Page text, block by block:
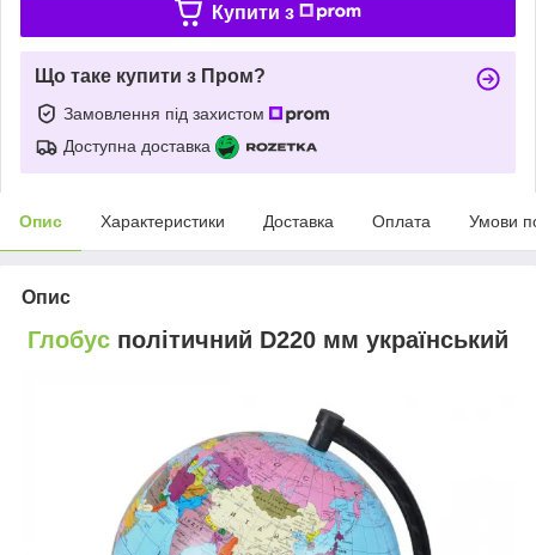
Купити з
Що таке купити з Пром?
Замовлення під захистом
Доступна доставка
Опис Характеристики Доставка Оплата Умови
Опис
Глобус політичний D220 мм український